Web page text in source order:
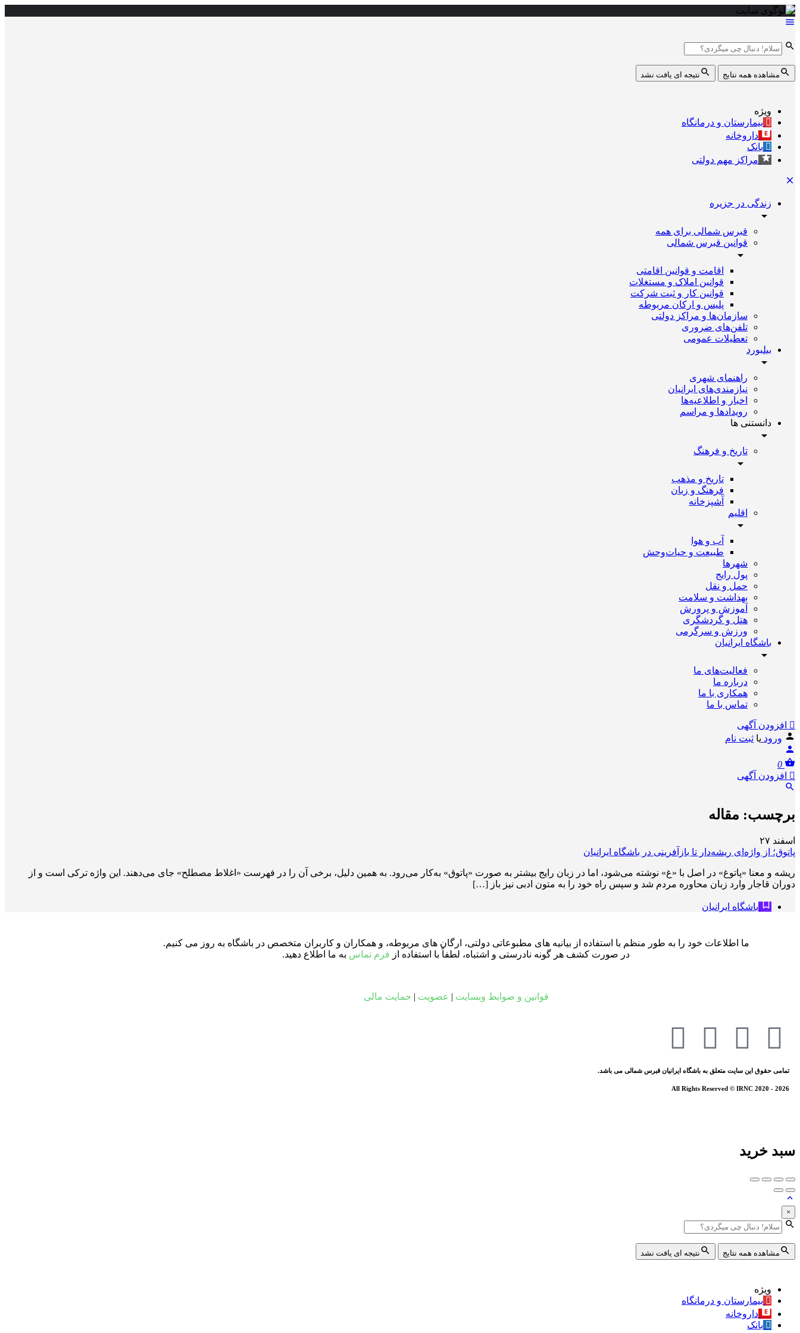
مشاهده همه نتایج نتیجه ای یافت نشد
ویژه
بیمارستان و درمانگاه
داروخانه
بانک
مراکز مهم دولتی
زندگی در جزیره
قبرس شمالی برای همه
قوانین قبرس شمالی
اقامت و قوانین اقامتی
قوانین املاک و مستغلات
قوانین کار و ثبت شرکت
پلیس و ارکان مربوطه
سازمان‌ها و مراکز دولتی
تلفن‌های ضروری
تعطیلات عمومی
بیلبورد
راهنمای شهری
نیازمندی‌های ایرانیان
اخبار و اطلاعیه‌ها
رویداد‌ها و مراسم
دانستنی ها
تاریخ و فرهنگ
تاریخ و مذهب
فرهنگ و زبان
آشپزخانه
اقلیم
آب و هوا
طبیعت و حیات‌وحش
شهرها
پول رایج
حمل و نقل
بهداشت و سلامت
آموزش و پرورش
هتل و گردشگری
ورزش و سرگرمی
باشگاه ایرانیان
فعالیت‌های ما
درباره ما
همکاری با ما
تماس با ما
افزودن آگهی
ورود یا ثبت نام
0
افزودن آگهی
برچسب: مقاله
اسفند ۲۷
پاتوق؛ از واژه‌ای ریشه‌دار تا بازآفرینی در باشگاه ایرانیان
ریشه و معنا «پاتوغ» در اصل با «غ» نوشته می‌شود، اما در زبان رایج بیشتر به صورت «پاتوق» به‌کار می‌رود. به همین دلیل، برخی آن را در فهرست «اغلاط مصطلح» جای می‌دهند. این واژه ترکی است و از
دوران قاجار وارد زبان محاوره مردم شد و سپس راه خود را به متون ادبی نیز باز […]
باشگاه ایرانیان
ما اطلاعات خود را به طور منظم با استفاده از بیانیه های مطبوعاتی دولتی، ارگان های مربوطه، و همکاران و کاربران متخصص در باشگاه به روز می کنیم.
در صورت کشف هر گونه نادرستی و اشتباه، لطفاً با استفاده از فرم تماس به ما اطلاع دهید.
قوانین و ضوابط وبسایت | عضویت | حمایت مالی
تمامی حقوق این سایت متعلق به باشگاه ایرانیان قبرس شمالی می باشد.
All Rights Reserved © IRNC 2020 - 2026
سبد خرید
×
مشاهده همه نتایج نتیجه ای یافت نشد
ویژه
بیمارستان و درمانگاه
داروخانه
بانک